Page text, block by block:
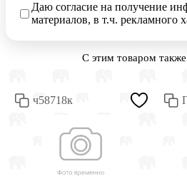
Даю согласие на получение
материалов, в т.ч. рекламного
С этим товаром
ч58718к